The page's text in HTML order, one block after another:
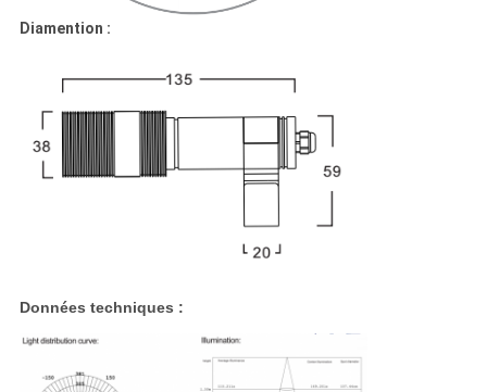
Diamention :
Données techniques :